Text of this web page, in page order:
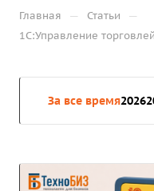
Главная — Статьи —
1С:Управление
За все время2026